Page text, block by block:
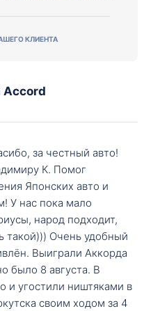
КЛИЕНТА
Accord
за честный авто!
К. Помог
Японских авто и
У нас пока мало
народ подходит,
такой))) Очень удобный
Выиграли Аккорда
было 8 августа. В
и угостили ништяками в
своим ходом за 4